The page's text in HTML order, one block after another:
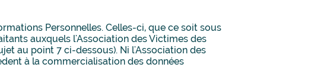
Personnelles. Celles-ci, que ce soit sous
auxquels l'Association des Victimes des
au point 7 ci-dessous). Ni l'Association des
à la commercialisation des données